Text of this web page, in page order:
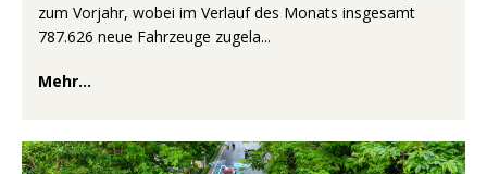
zum Vorjahr, wobei im Verlauf des Monats insgesamt
787.626 neue Fahrzeuge zugela...
Mehr...